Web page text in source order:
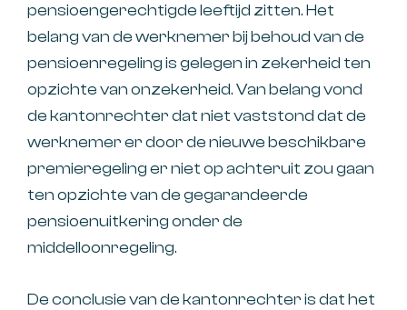
pensioengerechtigde leeftijd zitten. Het
belang van de werknemer bij behoud van de
pensioenregeling is gelegen in zekerheid ten
opzichte van onzekerheid. Van belang vond
de kantonrechter dat niet vaststond dat de
werknemer er door de nieuwe beschikbare
premieregeling er niet op achteruit zou gaan
ten opzichte van de gegarandeerde
pensioenuitkering onder de
middelloonregeling.
De conclusie van de kantonrechter is dat het